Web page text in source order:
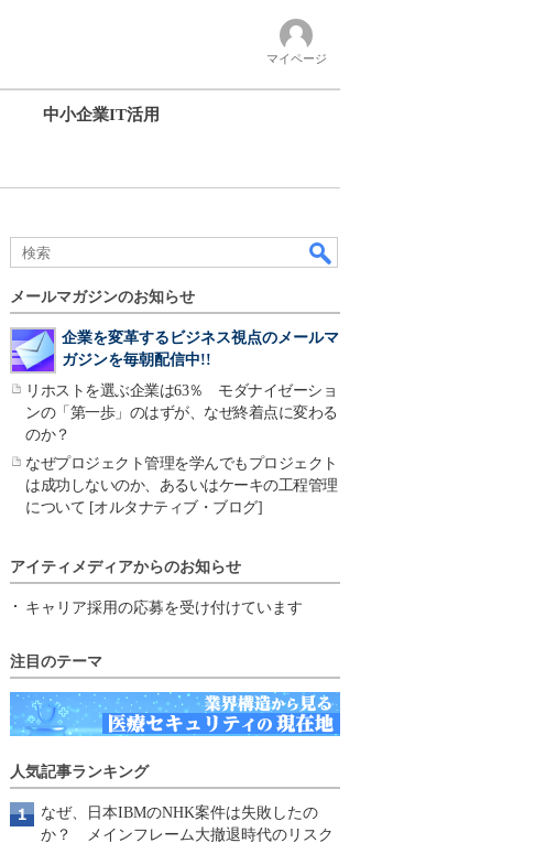
マイページ
中小企業IT活用
メールマガジンのお知らせ
企業を変革するビジネス視点のメールマ
ガジンを毎朝配信中!!
リホストを選ぶ企業は63％ モダナイゼーショ
ンの「第一歩」のはずが、なぜ終着点に変わる
のか？
なぜプロジェクト管理を学んでもプロジェクト
は成功しないのか、あるいはケーキの工程管理
について [オルタナティブ・ブログ]
アイティメディアからのお知らせ
キャリア採用の応募を受け付けています
注目のテーマ
人気記事ランキング
なぜ、日本IBMのNHK案件は失敗したの
か？ メインフレーム大撤退時代のリスク